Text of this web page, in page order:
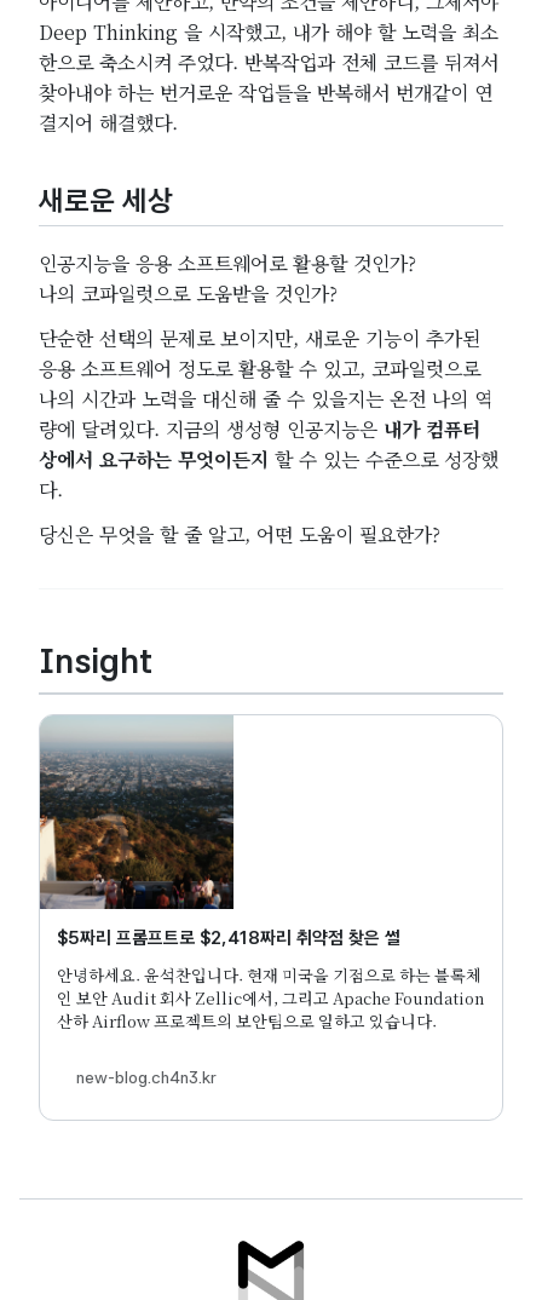
Deep Thinking 을 시작했고, 내가 해야 할 노력을 최소
한으로 축소시켜 주었다. 반복작업과 전체 코드를 뒤져서
찾아내야 하는 번거로운 작업들을 반복해서 번개같이 연
결지어 해결했다.
새로운 세상
인공지능을 응용 소프트웨어로 활용할 것인가?
나의 코파일럿으로 도움받을 것인가?
단순한 선택의 문제로 보이지만, 새로운 기능이 추가된
응용 소프트웨어 정도로 활용할 수 있고, 코파일럿으로
나의 시간과 노력을 대신해 줄 수 있을지는 온전 나의 역
량에 달려있다. 지금의 생성형 인공지능은 내가 컴퓨터
상에서 요구하는 무엇이든지 할 수 있는 수준으로 성장했
다.
당신은 무엇을 할 줄 알고, 어떤 도움이 필요한가?
Insight
Preview
$5짜리 프롬프트로 $2,418짜리 취약점 찾은 썰
안녕하세요. 윤석찬입니다. 현재 미국을 기점으로 하는 블록체
인 보안 Audit 회사 Zellic에서, 그리고 Apache Foundation
산하 Airflow 프로젝트의 보안팀으로 일하고 있습니다.
new-blog.ch4n3.kr